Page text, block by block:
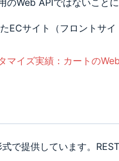
Web APIではないことに
ECサイト（フロントサ
マイズ実績：カートの
で提供しています。